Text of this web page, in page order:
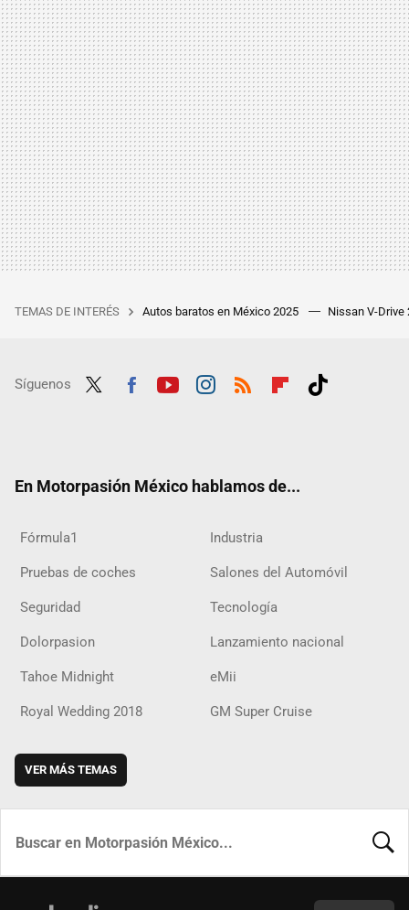
TEMAS DE INTERÉS Autos baratos en México 2025 Nissan V-Drive
Síguenos
En Motorpasión México hablamos de...
Fórmula1 Industria
Pruebas de coches Salones del Automóvil
Seguridad Tecnología
Dolorpasion Lanzamiento nacional
Tahoe Midnight eMii
Royal Wedding 2018 GM Super Cruise
VER MÁS TEMAS